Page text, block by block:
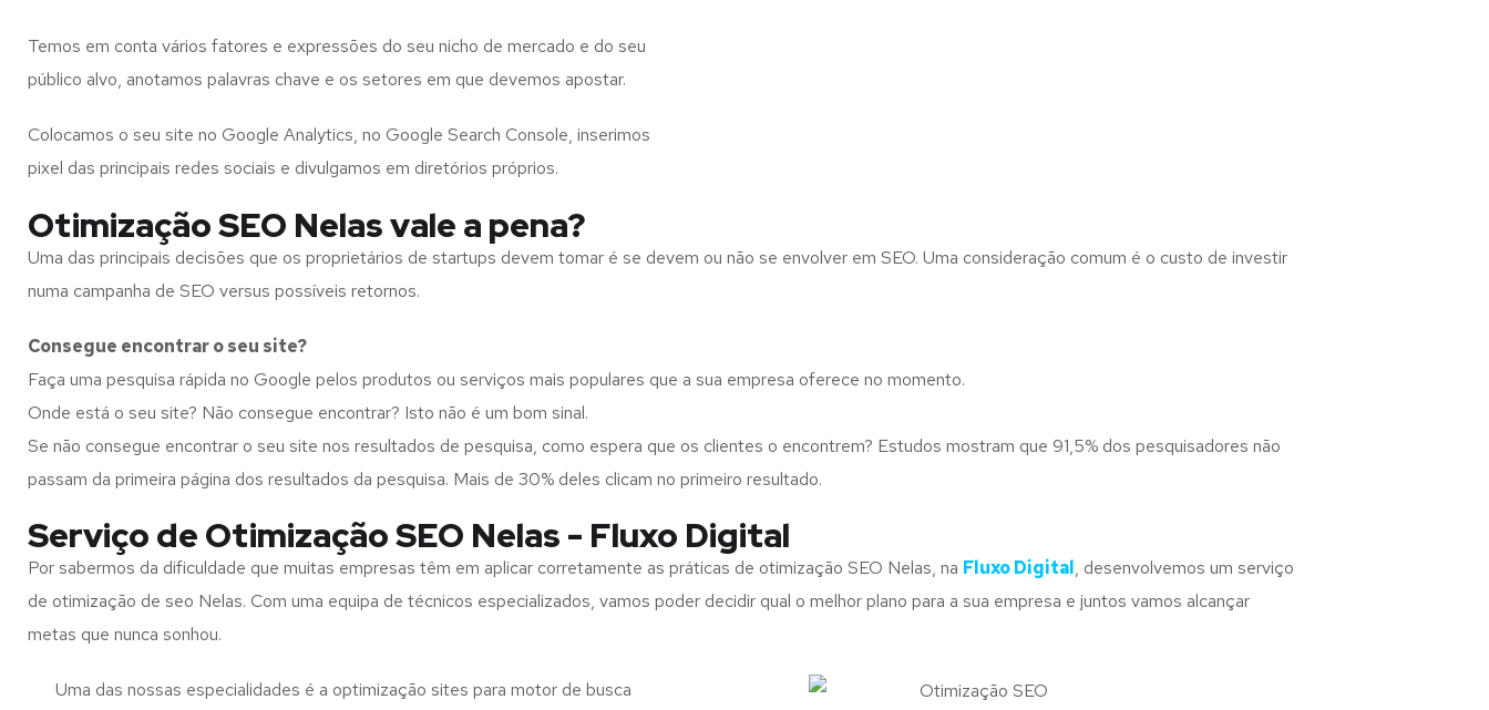
Temos em conta vários fatores e expressões do seu nicho de mercado e do seu
público alvo, anotamos palavras chave e os setores em que devemos apostar.
Colocamos o seu site no Google Analytics, no Google Search Console, inserimos
pixel das principais redes sociais e divulgamos em diretórios próprios.
Otimização SEO Nelas vale a pena?
Uma das principais decisões que os proprietários de startups devem tomar é se devem ou não se envolver em SEO. Uma consideração comum é o custo de investir
numa campanha de SEO versus possíveis retornos.
Consegue encontrar o seu site?
Faça uma pesquisa rápida no Google pelos produtos ou serviços mais populares que a sua empresa oferece no momento.
Onde está o seu site? Não consegue encontrar? Isto não é um bom sinal.
Se não consegue encontrar o seu site nos resultados de pesquisa, como espera que os clientes o encontrem? Estudos mostram que 91,5% dos pesquisadores não
passam da primeira página dos resultados da pesquisa. Mais de 30% deles clicam no primeiro resultado.
Serviço de Otimização SEO Nelas - Fluxo Digital
Por sabermos da dificuldade que muitas empresas têm em aplicar corretamente as práticas de otimização SEO Nelas, na Fluxo Digital, desenvolvemos um serviço
de otimização de seo Nelas. Com uma equipa de técnicos especializados, vamos poder decidir qual o melhor plano para a sua empresa e juntos vamos alcançar
metas que nunca sonhou.
Uma das nossas especialidades é a optimização sites para motor de busca